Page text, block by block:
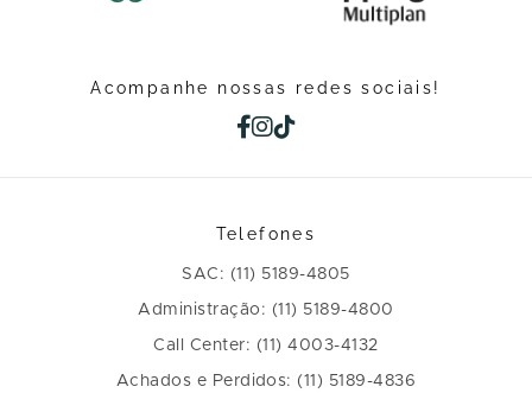
Acompanhe nossas redes sociais!
Telefones
SAC: (11) 5189-4805
Administração: (11) 5189-4800
Call Center: (11) 4003-4132
Achados e Perdidos: (11) 5189-4836